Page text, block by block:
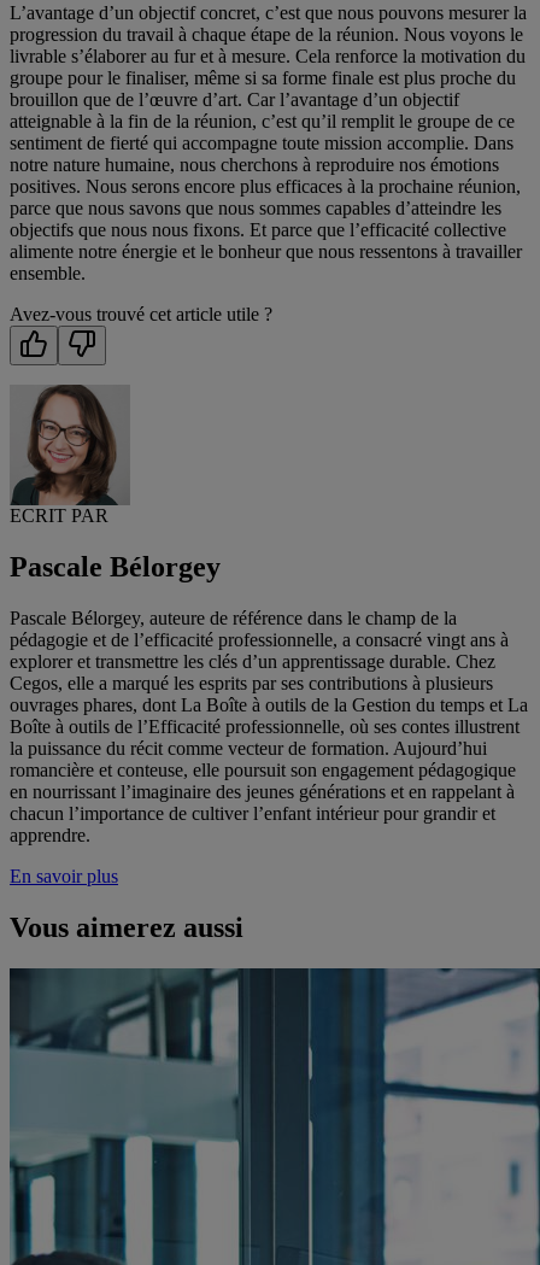
L’avantage d’un objectif concret, c’est que nous pouvons mesurer la
progression du travail à chaque étape de la réunion. Nous voyons le
livrable s’élaborer au fur et à mesure. Cela renforce la motivation du
groupe pour le finaliser, même si sa forme finale est plus proche du
brouillon que de l’œuvre d’art. Car l’avantage d’un objectif
atteignable à la fin de la réunion, c’est qu’il remplit le groupe de ce
sentiment de fierté qui accompagne toute mission accomplie. Dans
notre nature humaine, nous cherchons à reproduire nos émotions
positives. Nous serons encore plus efficaces à la prochaine réunion,
parce que nous savons que nous sommes capables d’atteindre les
objectifs que nous nous fixons. Et parce que l’efficacité collective
alimente notre énergie et le bonheur que nous ressentons à travailler
ensemble.
Avez-vous trouvé cet article utile ?
ECRIT PAR
Pascale Bélorgey
Pascale Bélorgey, auteure de référence dans le champ de la
pédagogie et de l’efficacité professionnelle, a consacré vingt ans à
explorer et transmettre les clés d’un apprentissage durable. Chez
Cegos, elle a marqué les esprits par ses contributions à plusieurs
ouvrages phares, dont La Boîte à outils de la Gestion du temps et La
Boîte à outils de l’Efficacité professionnelle, où ses contes illustrent
la puissance du récit comme vecteur de formation. Aujourd’hui
romancière et conteuse, elle poursuit son engagement pédagogique
en nourrissant l’imaginaire des jeunes générations et en rappelant à
chacun l’importance de cultiver l’enfant intérieur pour grandir et
apprendre.
En savoir plus
Vous aimerez aussi